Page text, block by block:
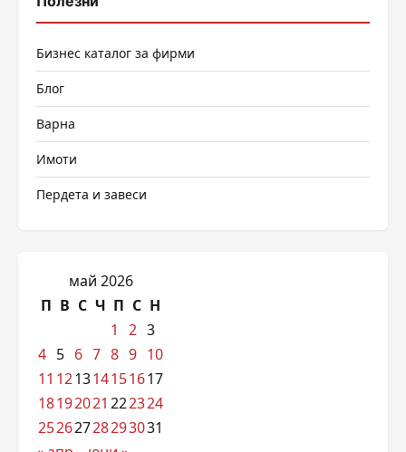
Бизнес каталог за фирми
Блог
Варна
Имоти
Пердета и завеси
май 2026
П В С Ч П С Н
1
2 3
4 5 6 7 8 9 10
11 121314151617
18192021 222324
25262728293031